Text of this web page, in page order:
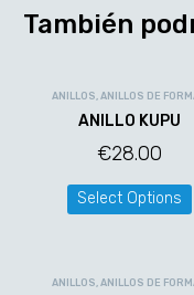
También
ANILLOS, ANILLOS DE
ANILLO KUPU
€28.00
Select Options
ANILLOS, ANILLOS DE